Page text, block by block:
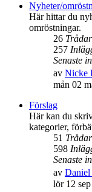
Nyheter/
Här hittar du
omröstningar.
26 Trådar
257
Senaste
av Nicke
mån 02
Förslag
Här kan du
kategorier,
51 Trådar
598
Senaste
av Daniel
lör 12